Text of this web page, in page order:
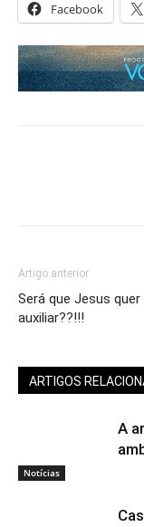
Facebook
Artigo anterior
Será que Jesus
auxiliar??!!!
ARTIGOS
Notícias
A